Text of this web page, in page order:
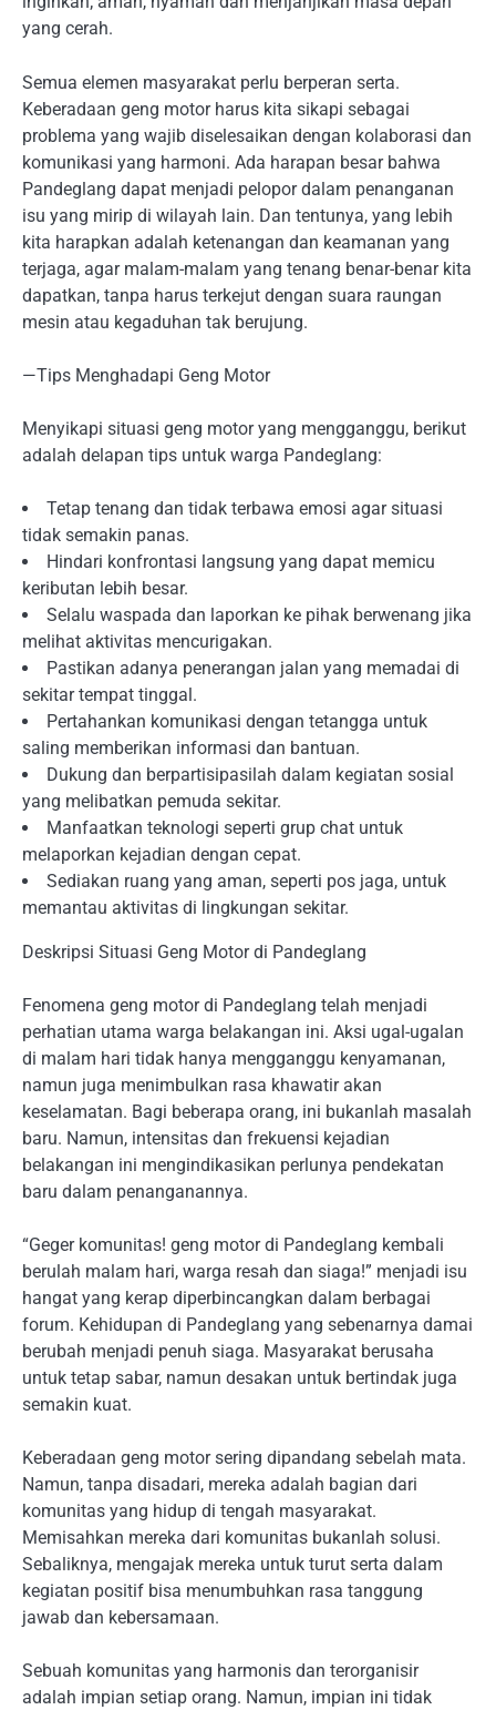
yang cerah.
Semua elemen masyarakat perlu berperan serta.
Keberadaan geng motor harus kita sikapi sebagai
problema yang wajib diselesaikan dengan kolaborasi dan
komunikasi yang harmoni. Ada harapan besar bahwa
Pandeglang dapat menjadi pelopor dalam penanganan
isu yang mirip di wilayah lain. Dan tentunya, yang lebih
kita harapkan adalah ketenangan dan keamanan yang
terjaga, agar malam-malam yang tenang benar-benar kita
dapatkan, tanpa harus terkejut dengan suara raungan
mesin atau kegaduhan tak berujung.
—Tips Menghadapi Geng Motor
Menyikapi situasi geng motor yang mengganggu, berikut
adalah delapan tips untuk warga Pandeglang:
Tetap tenang dan tidak terbawa emosi agar situasi
tidak semakin panas.
Hindari konfrontasi langsung yang dapat memicu
keributan lebih besar.
Selalu waspada dan laporkan ke pihak berwenang jika
melihat aktivitas mencurigakan.
Pastikan adanya penerangan jalan yang memadai di
sekitar tempat tinggal.
Pertahankan komunikasi dengan tetangga untuk
saling memberikan informasi dan bantuan.
Dukung dan berpartisipasilah dalam kegiatan sosial
yang melibatkan pemuda sekitar.
Manfaatkan teknologi seperti grup chat untuk
melaporkan kejadian dengan cepat.
Sediakan ruang yang aman, seperti pos jaga, untuk
memantau aktivitas di lingkungan sekitar.
Deskripsi Situasi Geng Motor di Pandeglang
Fenomena geng motor di Pandeglang telah menjadi
perhatian utama warga belakangan ini. Aksi ugal-ugalan
di malam hari tidak hanya mengganggu kenyamanan,
namun juga menimbulkan rasa khawatir akan
keselamatan. Bagi beberapa orang, ini bukanlah masalah
baru. Namun, intensitas dan frekuensi kejadian
belakangan ini mengindikasikan perlunya pendekatan
baru dalam penanganannya.
“Geger komunitas! geng motor di Pandeglang kembali
berulah malam hari, warga resah dan siaga!” menjadi isu
hangat yang kerap diperbincangkan dalam berbagai
forum. Kehidupan di Pandeglang yang sebenarnya damai
berubah menjadi penuh siaga. Masyarakat berusaha
untuk tetap sabar, namun desakan untuk bertindak juga
semakin kuat.
Keberadaan geng motor sering dipandang sebelah mata.
Namun, tanpa disadari, mereka adalah bagian dari
komunitas yang hidup di tengah masyarakat.
Memisahkan mereka dari komunitas bukanlah solusi.
Sebaliknya, mengajak mereka untuk turut serta dalam
kegiatan positif bisa menumbuhkan rasa tanggung
jawab dan kebersamaan.
Sebuah komunitas yang harmonis dan terorganisir
adalah impian setiap orang. Namun, impian ini tidak